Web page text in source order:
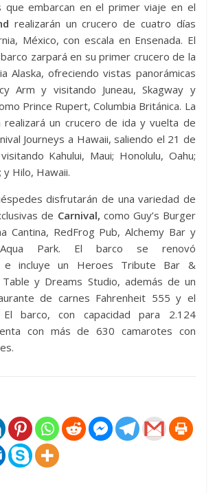
que embarcan en el primer viaje en el
realizarán un crucero de cuatro días
México, con escala en Ensenada. El
zarpará en su primer crucero de la
Alaska, ofreciendo vistas panorámicas
Arm y visitando Juneau, Skagway y
Prince Rupert, Columbia Británica. La
realizará un crucero de ida y vuelta de
Journeys a Hawaii, saliendo el 21 de
Kahului, Maui; Honolulu, Oahu;
y Hilo, Hawaii.
disfrutarán de una variedad de
de Carnival, como Guy’s Burger
Cantina, RedFrog Pub, Alchemy Bar y
Aqua Park. El barco se renovó
e incluye un Heroes Tribute Bar &
Table y Dreams Studio, además de un
de carnes Fahrenheit 555 y el
barco, con capacidad para 2.124
con más de 630 camarotes con